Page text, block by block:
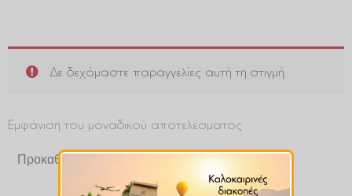
Δε δεχόμαστε παραγγελίες αυτή τη στιγμή.
Εμφάνιση του μοναδικού αποτελέσματος